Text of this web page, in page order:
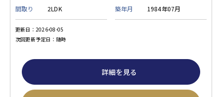
間取り 2LDK 築年月 1984年07月
更新日：2026-08-05
次回更新予定日：随時
詳細を見る